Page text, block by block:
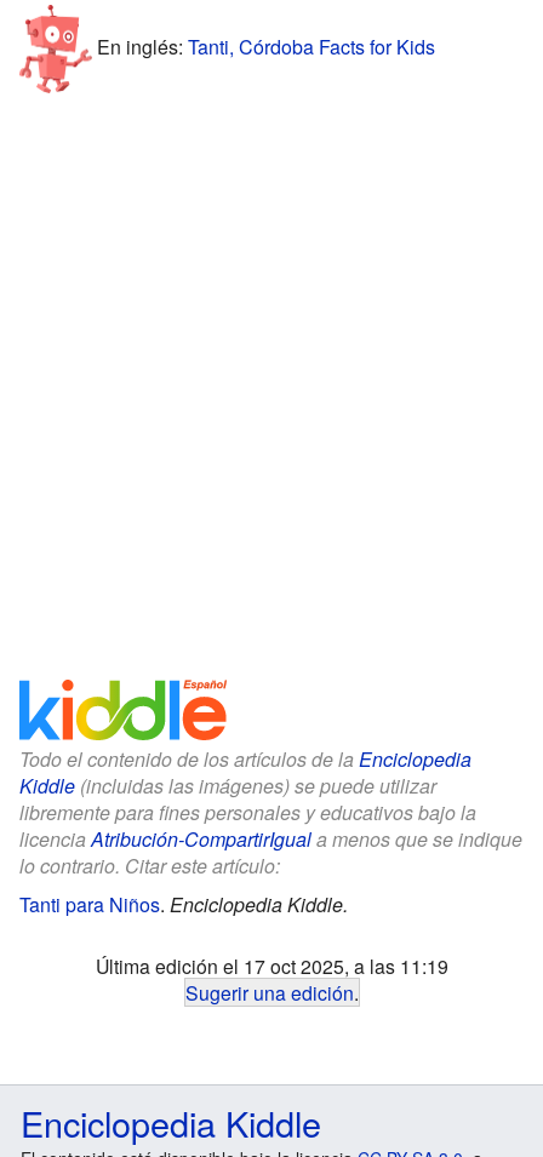
En inglés: Tanti, Córdoba Facts for Kids
Todo el contenido de los artículos de la Enciclopedia
Kiddle (incluidas las imágenes) se puede utilizar
libremente para fines personales y educativos bajo la
licenciaAtribución-CompartirIguala menos que se indique
lo contrario. Citar este artículo:
Tanti para Niños. Enciclopedia Kiddle.
Última edición el 17 oct 2025, a las 11:19
Sugerir una edición.
Enciclopedia Kiddle